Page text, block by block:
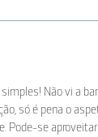
Não vi a
só é pena o
Pode-se